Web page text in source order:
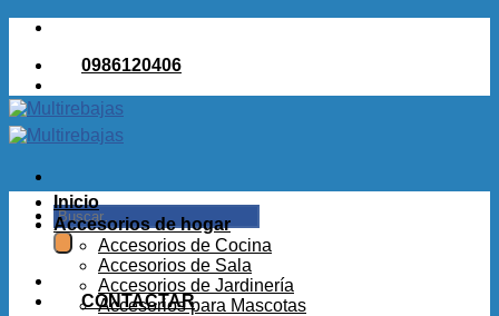
Saltar
contenido0986120406
Buscar
por:
CONTACTAR
Inicio
Accesorios de hogar
Accesorios de Cocina
Accesorios de Sala
Accesorios de Jardinería
Accesorios para Mascotas